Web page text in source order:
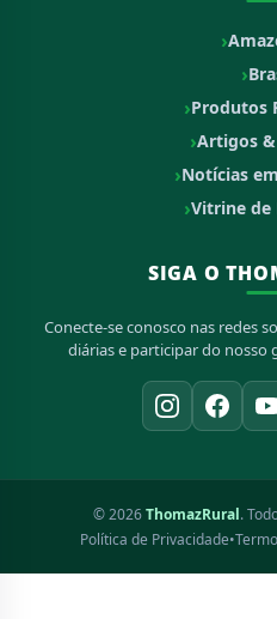
Produtos
Artigos
Notícias
Vitrine de
SIGA O
Conecte-se conosco nas redes
diárias e participar do nosso
© 2026ThomazRural.
Política de Privacidade•